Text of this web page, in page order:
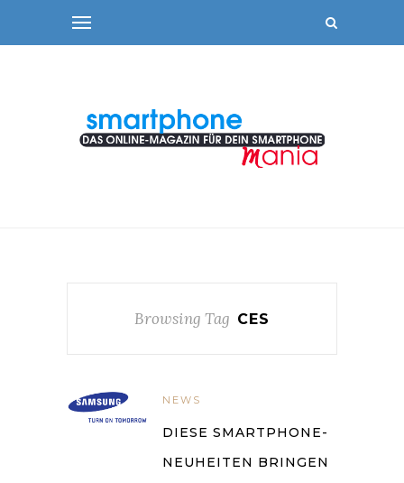
Browsing Tag CES
NEWS
DIESE SMARTPHONE-
NEUHEITEN BRINGEN